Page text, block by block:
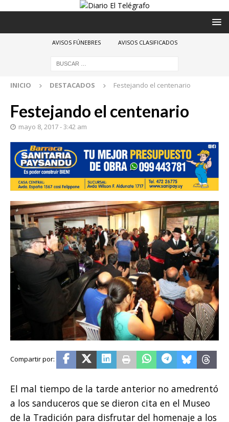
AVISOS FÚNEBRES AVISOS CLASIFICADOS
INICIO DESTACADOS Festejando el centenario
Festejando el centenario
mayo 8, 2017 - 3:42 am
El mal tiempo de la tarde anterior no amedrentó
a los sanduceros que se dieron cita en el Museo
de la Tradición para disfrutar del homenaje a los